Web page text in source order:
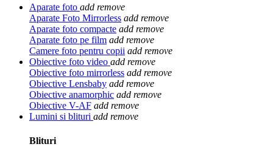
Aparate foto add remove
Aparate Foto Mirrorless add remove
Aparate foto compacte add remove
Aparate foto pe film add remove
Camere foto pentru copii add remove
Obiective foto video add remove
Obiective foto mirrorless add remove
Obiective Lensbaby add remove
Obiective anamorphic add remove
Obiective V-AF add remove
Lumini si blituri add remove
Blituri